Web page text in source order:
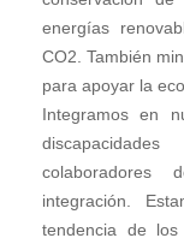
energías
CO2. También
para apoyar la
Integramos en
colaboradores
integración.
tendencia de